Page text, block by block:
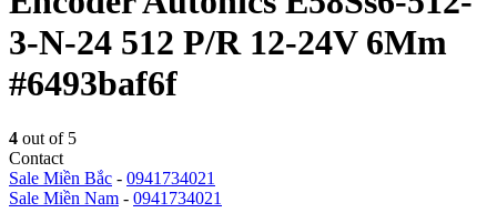
3-N-24 512 P/R 12-24V 6Mm
#6493baf6f
4 out of 5
Contact
Sale Miền Bắc - 0941734021
Sale Miền Nam - 0941734021